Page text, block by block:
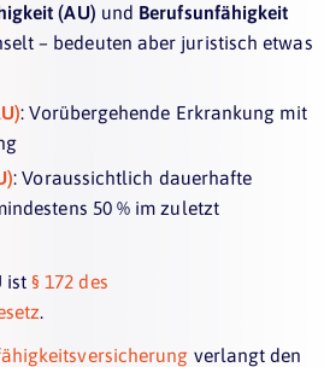
(AU) und Berufsunfähigkeit
– bedeuten aber juristisch etwas
: Vorübergehende Erkrankung mit
: Voraussichtlich dauerhafte
50 % im zuletzt
ist § 172 des
.
verlangt den